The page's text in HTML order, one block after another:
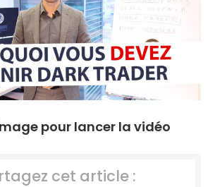
pour lancer la vidéo
cet article :